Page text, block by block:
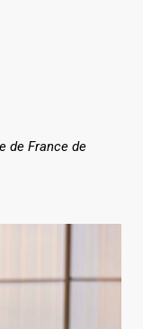
de France de